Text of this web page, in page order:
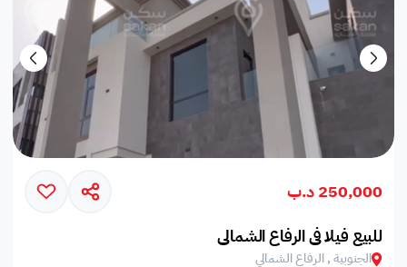
250,000 د.ب
للبيع فيلا في الرفاع الشمالي
الجنوبية , الرفاع الشمالي